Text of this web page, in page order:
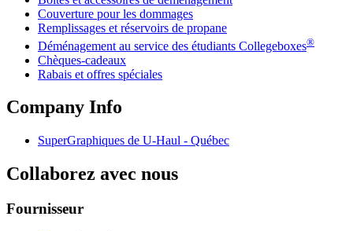
Couverture pour les dommages
Remplissages et réservoirs de propane
Déménagement au service des étudiants Collegeboxes®
Chèques-cadeaux
Rabais et offres spéciales
Company Info
SuperGraphiques de U-Haul - Québec
Collaborez avec nous
Fournisseur